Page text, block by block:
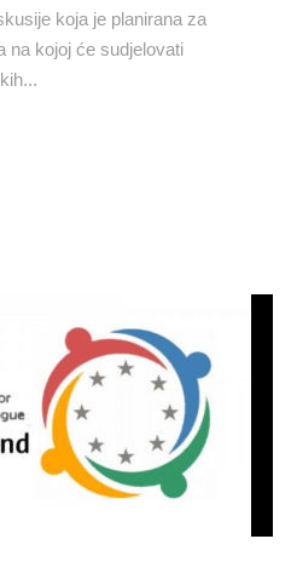
koja je planirana za
na kojoj će sudjelovati